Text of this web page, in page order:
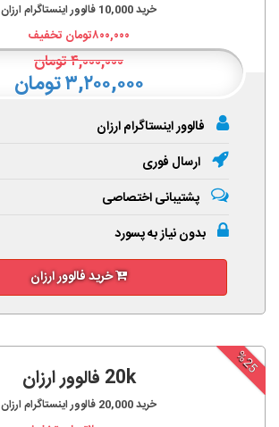
خرید10,000 فالوور اینستاگرام ارزان
۸۰۰,۰۰۰تومان تخفیف
۴,۰۰۰,۰۰۰تومان
۳,۲۰۰,۰۰۰ تومان
فالوور اینستاگرام ارزان
ارسال فوری
پشتیبانی اختصاصی
بدون نیاز به پسورد
خرید فالوور ارزان
%25
20k فالوور ارزان
خرید20,000 فالوور اینستاگرام ارزان